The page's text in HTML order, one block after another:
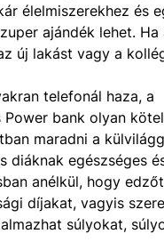
élelmiszerekhez és
ajándék lehet. Ha
új lakást vagy a
telefonál haza, a
bank olyan
maradni a
diáknak egészséges
anélkül, hogy
díjakat, vagyis
súlyokat,